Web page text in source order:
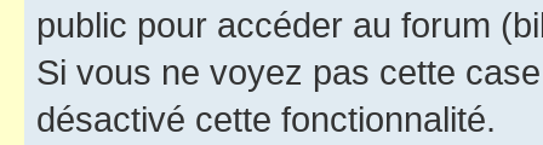
public pour accéder au forum
Si vous ne voyez pas cette
désactivé cette fonctionnalité.